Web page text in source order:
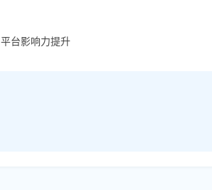
平台影响力提升